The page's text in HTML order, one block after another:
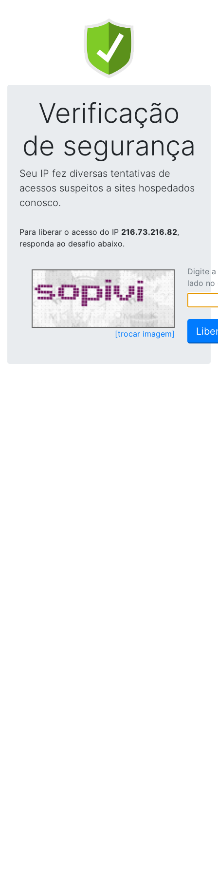
Verificação
de segurança
Seu IP fez diversas tentativas de
acessos suspeitos a sites hospedados
conosco.
Para liberar o acesso do IP 216.73.216.82,
responda ao desafio abaixo.
[trocar imagem]
Digite
lado no